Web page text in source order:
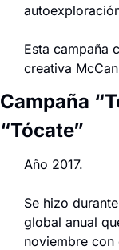
Esta campaña
creativa
Campaña
“Tócate”
Año 2017.
Se hizo
global anual
noviembre